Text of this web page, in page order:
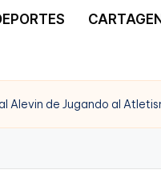
Alevin de Jugando al